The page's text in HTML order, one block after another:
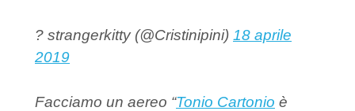
? strangerkitty (@Cristinipini) 18 aprile
2019
Facciamo un aereo “Tonio Cartonio è